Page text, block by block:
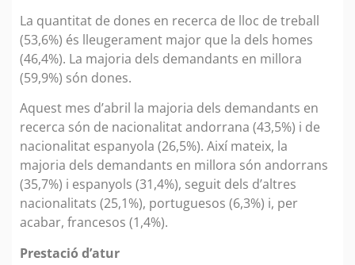
La quantitat de dones en recerca de lloc de treball
(53,6%) és lleugerament major que la dels homes
(46,4%). La majoria dels demandants en millora
(59,9%) són dones.
Aquest mes d’abril la majoria dels demandants en
recerca són de nacionalitat andorrana (43,5%) i de
nacionalitat espanyola (26,5%). Així mateix, la
majoria dels demandants en millora són andorrans
(35,7%) i espanyols (31,4%), seguit dels d’altres
nacionalitats (25,1%), portuguesos (6,3%) i, per
acabar, francesos (1,4%).
Prestació d’atur